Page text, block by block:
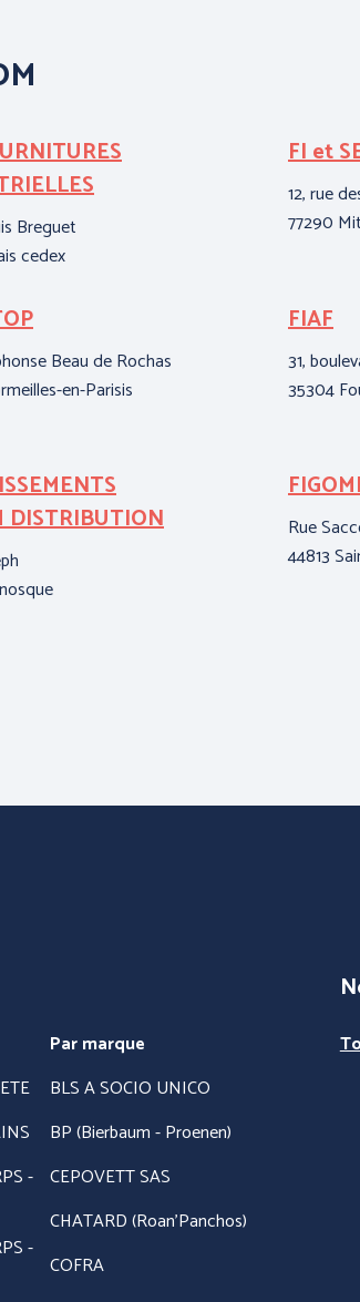
Breguet
cedex
Beau de Rochas
en-Parisis
DISTRIBUTION
FI et
12, rue
77290
FIAF
31,
35304
Rue
44813
-
-
Par marque
BLS A SOCIO UNICO
BP (Bierbaum - Proenen)
CEPOVETT SAS
CHATARD (Roan'Panchos)
COFRA